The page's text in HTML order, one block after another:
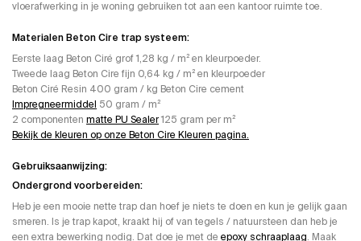
vloerafwerking in je woning gebruiken tot aan een kantoor ruimte toe.
Materialen Beton Cire trap systeem:
Eerste laag Beton Ciré grof 1,28 kg / m² en kleurpoeder.
Tweede laag Beton Cire fijn 0,64 kg / m² en kleurpoeder
Beton Ciré Resin 400 gram / kg Beton Cire cement
Impregneermiddel 50 gram / m²
2 componenten matte PU Sealer125 gram per m²
Bekijk de kleuren op onze Beton Cire Kleuren pagina.
Gebruiksaanwijzing:
Ondergrond voorbereiden:
Heb je een mooie nette trap dan hoef je niets te doen en kun je gelijk gaan
smeren. Is je trap kapot, kraakt hij of van tegels / natuursteen dan heb je
een extra bewerking nodig. Dat doe je met de epoxy schraaplaag. Maak